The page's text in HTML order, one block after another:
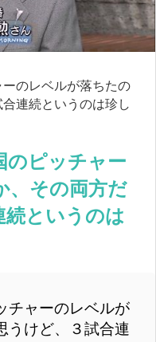
のレベルが落ちたの
連続というのは珍し
のピッチャー
、その両方だ
続というのは
チャーのレベルが
うけど、３試合連